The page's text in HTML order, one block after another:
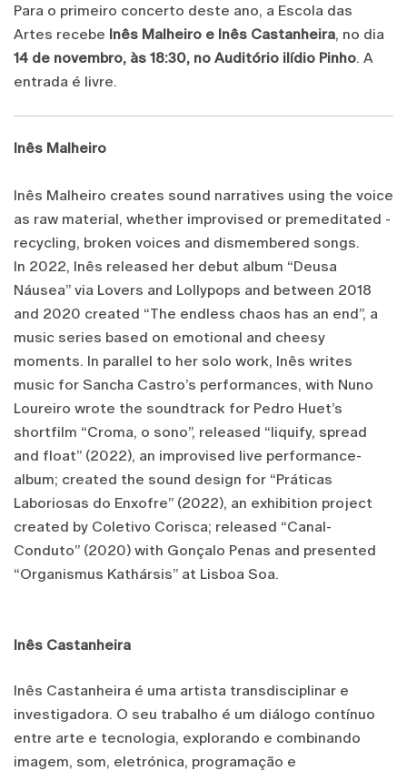
Para o primeiro concerto deste ano, a Escola das
Artes recebe Inês Malheiro e Inês Castanheira, no dia
14 de novembro, às 18:30, no Auditório ilídio Pinho. A
entrada é livre.
Inês Malheiro
Inês Malheiro creates sound narratives using the voice
as raw material, whether improvised or premeditated -
recycling, broken voices and dismembered songs.
In 2022, Inês released her debut album “Deusa
Náusea” via Lovers and Lollypops and between 2018
and 2020 created “The endless chaos has an end”, a
music series based on emotional and cheesy
moments. In parallel to her solo work, Inês writes
music for Sancha Castro’s performances, with Nuno
Loureiro wrote the soundtrack for Pedro Huet’s
shortfilm “Croma, o sono”, released “liquify, spread
and float” (2022), an improvised live performance-
album; created the sound design for “Práticas
Laboriosas do Enxofre” (2022), an exhibition project
created by Coletivo Corisca; released “Canal-
Conduto” (2020) with Gonçalo Penas and presented
“Organismus Kathársis” at Lisboa Soa.
Inês Castanheira
Inês Castanheira é uma artista transdisciplinar e
investigadora. O seu trabalho é um diálogo contínuo
entre arte e tecnologia, explorando e combinando
imagem, som, eletrónica, programação e